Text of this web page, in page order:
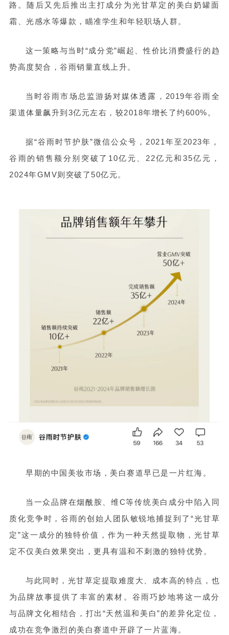
路。随后又先后推出主打成分为光甘草定的美白奶罐面
霜、光感水等爆款，瞄准学生和年轻职场人群。
这一策略与当时“成分党”崛起、性价比消费盛行的趋
势高度契合，谷雨销量直线上升。
当时谷雨市场总监游扬对媒体透露，2019年谷雨全
渠道体量飙升到3亿元左右，较2018年增长了约600%。
据“谷雨时节护肤”微信公众号，2021年至2023年，
谷雨的销售额分别突破了10亿元、22亿元和35亿元，
2024年GMV则突破了50亿元。
早期的中国美妆市场，美白赛道早已是一片红海。
当一众品牌在烟酰胺、维C等传统美白成分中陷入同
质化竞争时，谷雨的创始人团队敏锐地捕捉到了“光甘草
定”这一成分的独特价值，作为一种天然提取物，光甘草
定不仅美白效果突出，更具有温和不刺激的独特优势。
与此同时，光甘草定提取难度大、成本高的特点，也
为品牌故事提供了丰富的素材。谷雨巧妙地将这一成分
与品牌文化相结合，打出“天然温和美白”的差异化定位，
成功在竞争激烈的美白赛道中开辟了一片蓝海。